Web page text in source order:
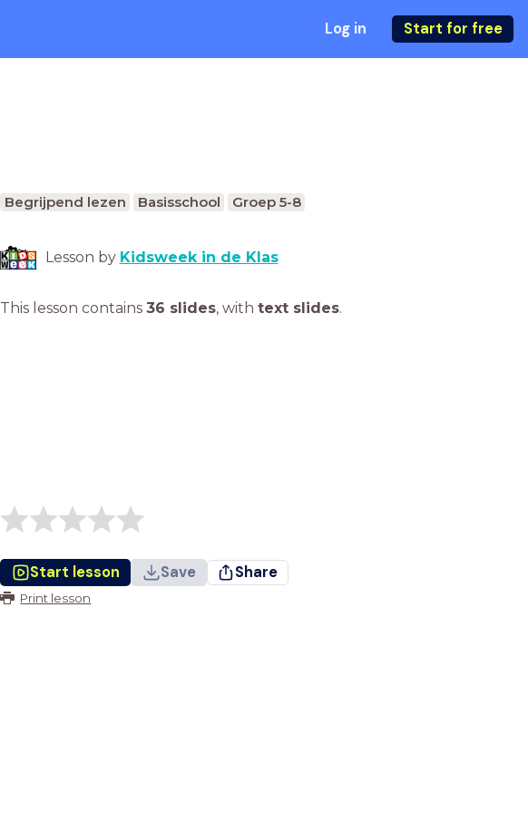
Log in Start for free
Begrijpend lezen Basisschool Groep 5-8
Lesson by Kidsweek in de Klas
This lesson contains 36 slides, with text slides.
Start lesson Save Share
Print lesson